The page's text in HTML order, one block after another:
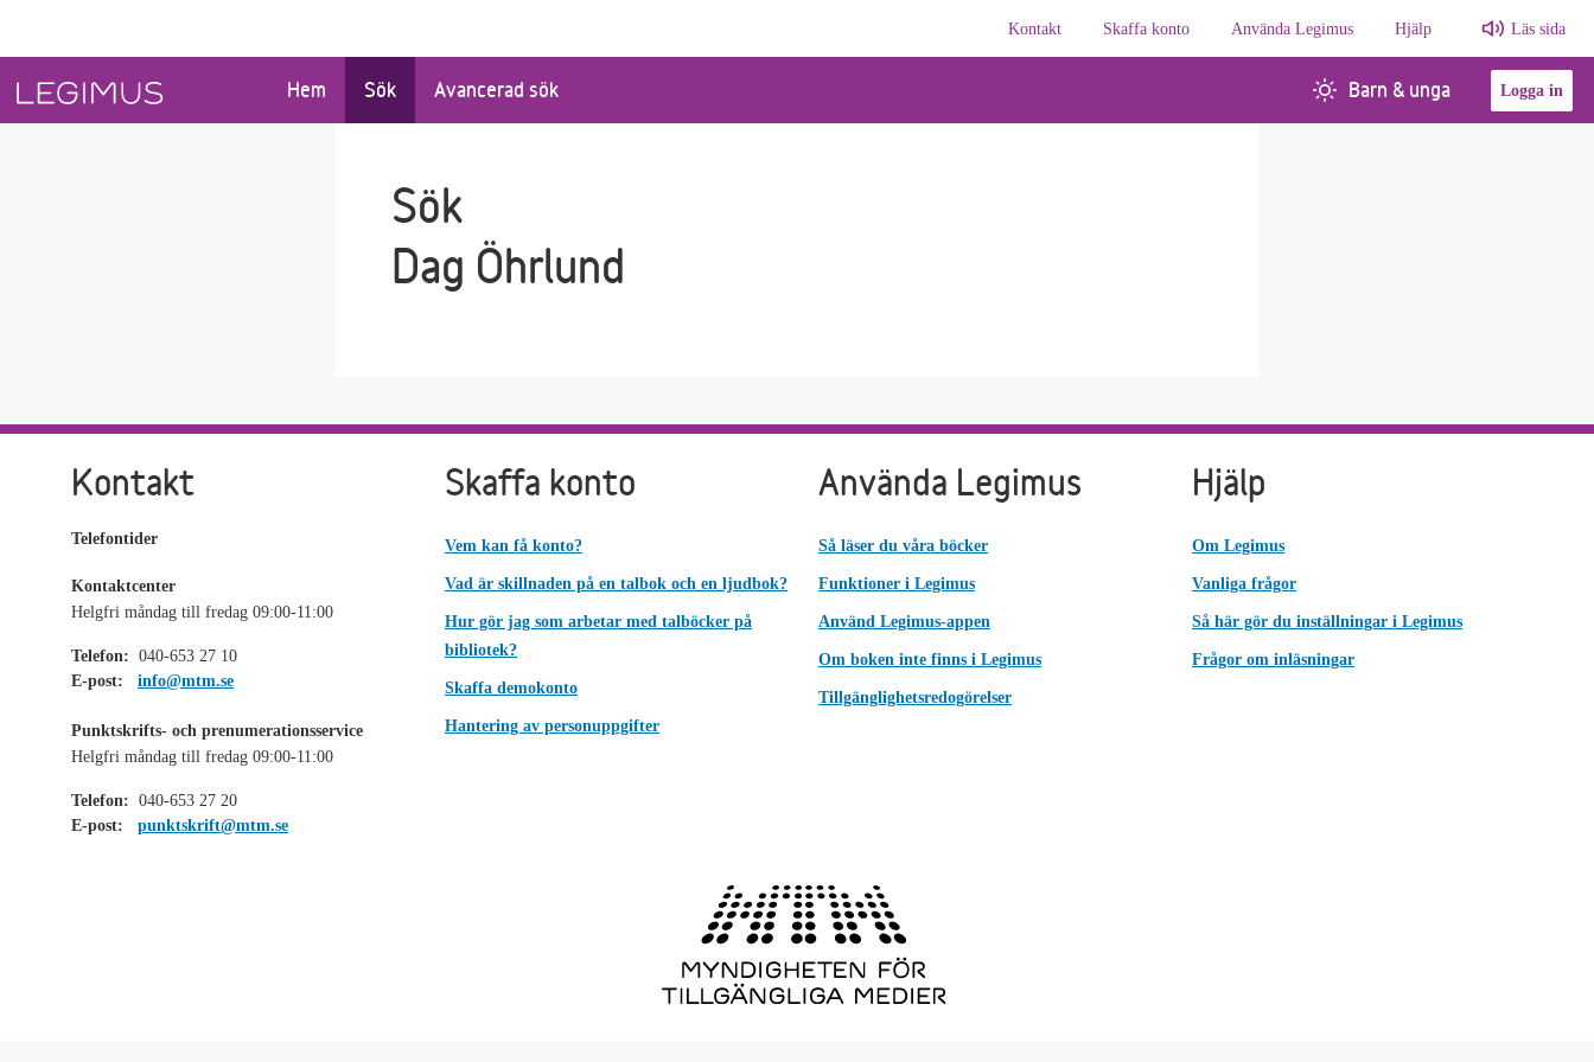
Kontakt
Skaffa konto Använda Legimus Hjälp Läs sida
Hem Sök Avancerad sök Barn & unga Logga in
Sök
Dag Öhrlund
Kontakt
Telefontider
Kontaktcenter
Helgfri måndag till fredag 09:00-11:00
Telefon: 040-653 27 10
E-post:
info@mtm.se
Punktskrifts- och prenumerationsservice
Helgfri måndag till fredag 09:00-11:00
Telefon: 040-653 27 20
E-post:
punktskrift@mtm.se
Skaffa konto
Vem kan få konto?
Vad är skillnaden på en talbok och en ljudbok?
Hur gör jag som arbetar med talböcker på
bibliotek?
Skaffa demokonto
Hantering av personuppgifter
Använda Legimus
Så läser du våra böcker
Funktioner i Legimus
Använd Legimus-appen
Om boken inte finns i Legimus
Tillgänglighetsredogörelser
Hjälp
Om Legimus
Vanliga frågor
Så här gör du inställningar i Legimus
Frågor om inläsningar